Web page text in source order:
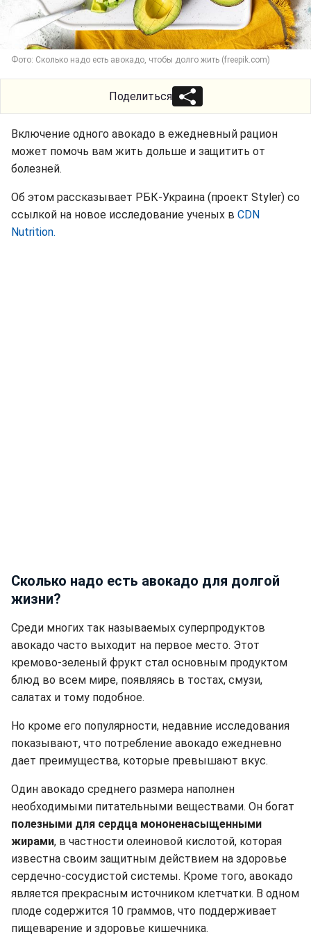
Фото: Сколько надо есть авокадо, чтобы долго жить (freepik.com)
Поделиться
Включение одного авокадо в ежедневный рацион
может помочь вам жить дольше и защитить от
болезней.
Об этом рассказывает РБК-Украина (проект Styler) со
ссылкой на новое исследование ученых в CDN
Nutrition.
Сколько надо есть авокадо для долгой
жизни?
Среди многих так называемых суперпродуктов
авокадо часто выходит на первое место. Этот
кремово-зеленый фрукт стал основным продуктом
блюд во всем мире, появляясь в тостах, смузи,
салатах и тому подобное.
Но кроме его популярности, недавние исследования
показывают, что потребление авокадо ежедневно
дает преимущества, которые превышают вкус.
Один авокадо среднего размера наполнен
необходимыми питательными веществами. Он богат
полезными для сердца мононенасыщенными
жирами, в частности олеиновой кислотой, которая
известна своим защитным действием на здоровье
сердечно-сосудистой системы. Кроме того, авокадо
является прекрасным источником клетчатки. В одном
плоде содержится 10 граммов, что поддерживает
пищеварение и здоровье кишечника.